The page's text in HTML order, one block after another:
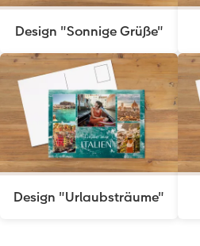
Design "Sonnige Grüße"
Design "Urlaubsträume"